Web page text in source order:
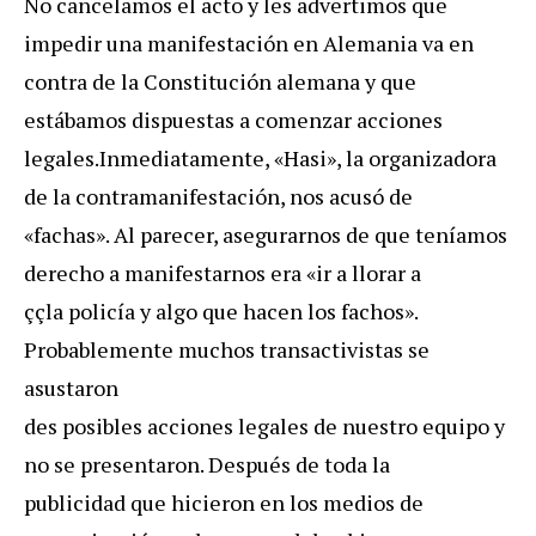
impedir una manifestación en Alemania va en
contra de la Constitución alemana y que
estábamos dispuestas a comenzar acciones
legales.Inmediatamente, «Hasi», la organizadora
de la contramanifestación, nos acusó de
«fachas». Al parecer, asegurarnos de que teníamos
derecho a manifestarnos era «ir a llorar a
ççla policía y algo que hacen los fachos».
Probablemente muchos transactivistas se
asustaron
des posibles acciones legales de nuestro equipo y
no se presentaron. Después de toda la
publicidad que hicieron en los medios de